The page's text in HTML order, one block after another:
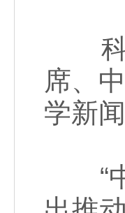
科
席、
学新
“中